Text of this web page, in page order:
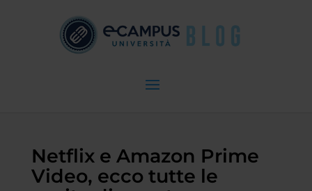
Netflix e Amazon Prime
Video, ecco tutte le